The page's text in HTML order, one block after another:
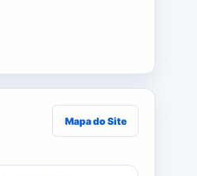
Mapa do Site